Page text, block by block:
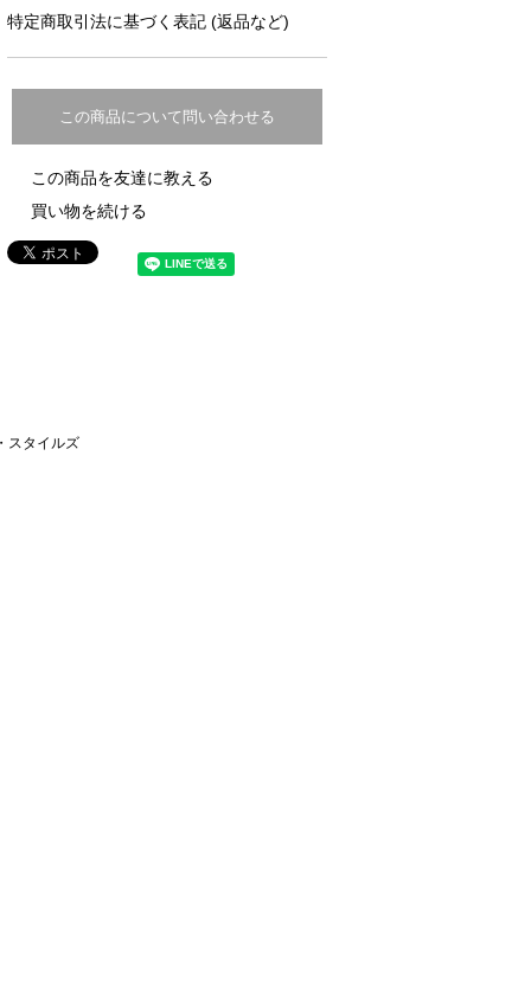
特定商取引法に基づく表記 (返品など)
この商品について問い合わせる
この商品を友達に教える
買い物を続ける
スタイルズ